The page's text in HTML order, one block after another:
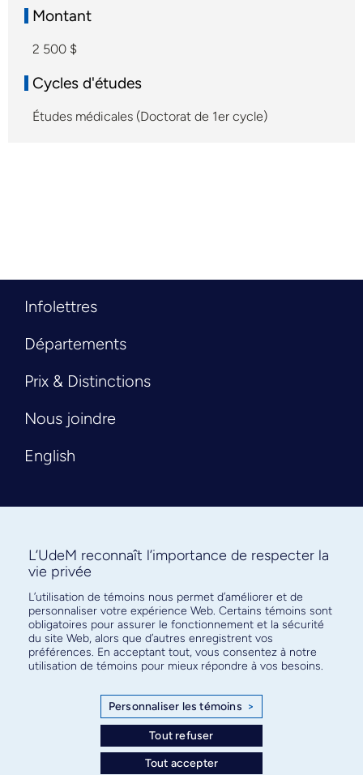
Montant
2 500 $
Cycles d'études
Études médicales (Doctorat de 1er cycle)
Infolettres
Départements
Prix & Distinctions
Nous joindre
English
Abonnez-vous à notre infolettre
pour connaître l’actualité facultaire
L’UdeM reconnaît l’importance de respecter la
vie privée
L’utilisation de témoins nous permet d’améliorer et de
personnaliser votre expérience Web. Certains témoins sont
obligatoires pour assurer le fonctionnement et la sécurité
du site Web, alors que d’autres enregistrent vos
préférences. En acceptant tout, vous consentez à notre
utilisation de témoins pour mieux répondre à vos besoins.
Personnaliser les témoins >
Tout refuser
Tout accepter